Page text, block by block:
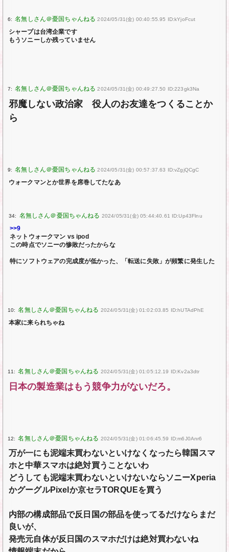
6: 2024/05/31(金) 00:40:55.95 ID:kYjoFcut
シャープは台湾企業です
もうソニーしか残っていません
7: 2024/05/31(金) 00:49:27.50 ID:223gk3Na
邪魔しない政治家 役人のお友達をつくることか
ら
9: 2024/05/31(金) 00:57:37.63 ID:vZgjQCgC
ウォークマンとか世界を席巻してたなあ
34: 2024/05/31(金) 05:44:40.61 ID:Up43Flnu
>>9
ネットウォークマン vs ipod
この時点でソニーの惨敗だったからな
特にソフトウェアの完成度が低かった、「転送に失敗」が頻繁に発生した
10: 2024/05/31(金) 01:02:03.85 ID:hUTAdPhE
本家に来られちゃね
11: 2024/05/31(金) 01:05:12.19 ID:Kv2a3dtr
日本の製造業はもう競争力がないだろ。
12: 2024/05/31(金) 01:06:45.59 ID:m6J0Anr6
万が一にも泥端末買わないといけなくなったら韓国スマ
ホと中華スマホは絶対買うことないわ
どうしても泥端末買わないといけないならソニーXperia
かグーグルPixelか京セラTORQUEを買う
内部の構成部品で反日国の部品を使ってるだけならまだ
良いが、
発売元自体が反日国のスマホだけは絶対買わないね